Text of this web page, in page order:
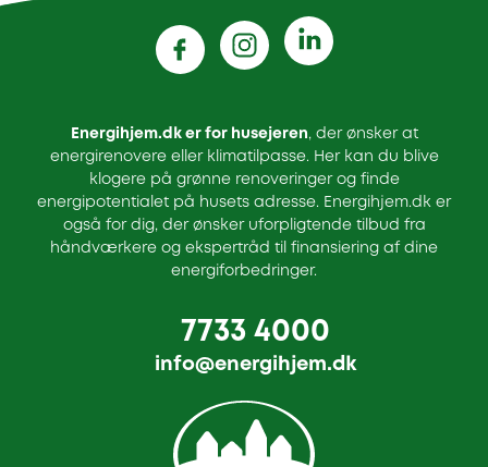
Energihjem.dk er for husejeren, der ønsker at
energirenovere eller klimatilpasse. Her kan du blive
klogere på grønne renoveringer og finde
energipotentialet på husets adresse. Energihjem.dk er
også for dig, der ønsker uforpligtende tilbud fra
håndværkere og ekspertråd til finansiering af dine
energiforbedringer.
7733 4000
info@energihjem.dk